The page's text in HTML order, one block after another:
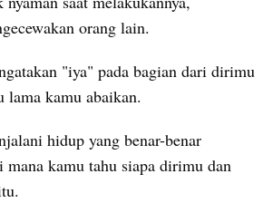
orang lain.
"iya" pada bagian dari dirimu
lama kamu abaikan.
hidup yang benar-benar
kamu tahu siapa dirimu dan